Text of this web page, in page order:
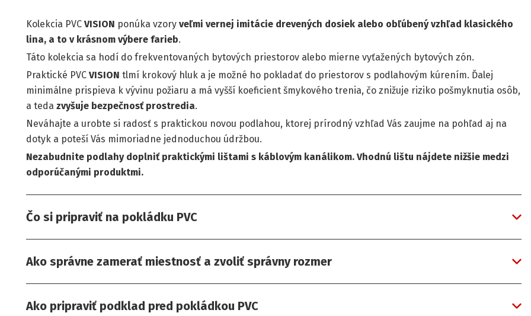
Kolekcia PVC VISION ponúka vzory veľmi vernej imitácie drevených dosiek alebo obľúbený vzhľad klasického
lina, a to v krásnom výbere farieb.
Táto kolekcia sa hodí do frekventovaných bytových priestorov alebo mierne vyťažených bytových zón.
Praktické PVC VISION tlmí krokový hluk a je možné ho pokladať do priestorov s podlahovým kúrením. Ďalej
minimálne prispieva k vývinu požiaru a má vyšší koeficient šmykového trenia, čo znižuje riziko pošmyknutia osôb,
a teda zvyšuje bezpečnosť prostredia.
Neváhajte a urobte si radosť s praktickou novou podlahou, ktorej prírodný vzhľad Vás zaujme na pohľad aj na
dotyk a poteší Vás mimoriadne jednoduchou údržbou.
Nezabudnite podlahy doplniť praktickými lištami s káblovým kanálikom. Vhodnú lištu nájdete nižšie medzi
odporúčanými produktmi.
Čo si pripraviť na pokládku PVC
Ako správne zamerať miestnosť a zvoliť správny rozmer
Ako pripraviť podklad pred pokládkou PVC